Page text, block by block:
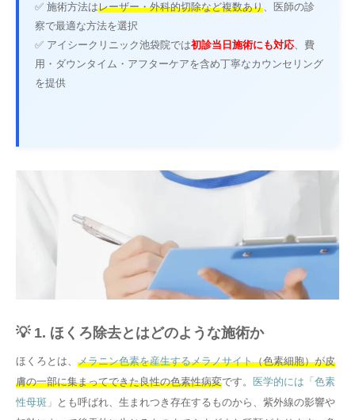
✅ 施術方法はレーザー・外科的切除など複数あり、医師の診
察で最適な方法を選択
✅ アイシークリニック池袋院では初診当日施術にも対応、費
用・ダウンタイム・アフターケアを含め丁寧なカウンセリング
を提供
💡 1. ほくろ除去とはどのような施術か
ほくろとは、 メラニン色素を産生するメラノサイト（色素細胞）が皮
膚の一部に集まってできた良性の色素性病変です。
医学的には「色素
性母斑」 とも呼ばれ、生まれつき存在するものから、紫外線の影響や